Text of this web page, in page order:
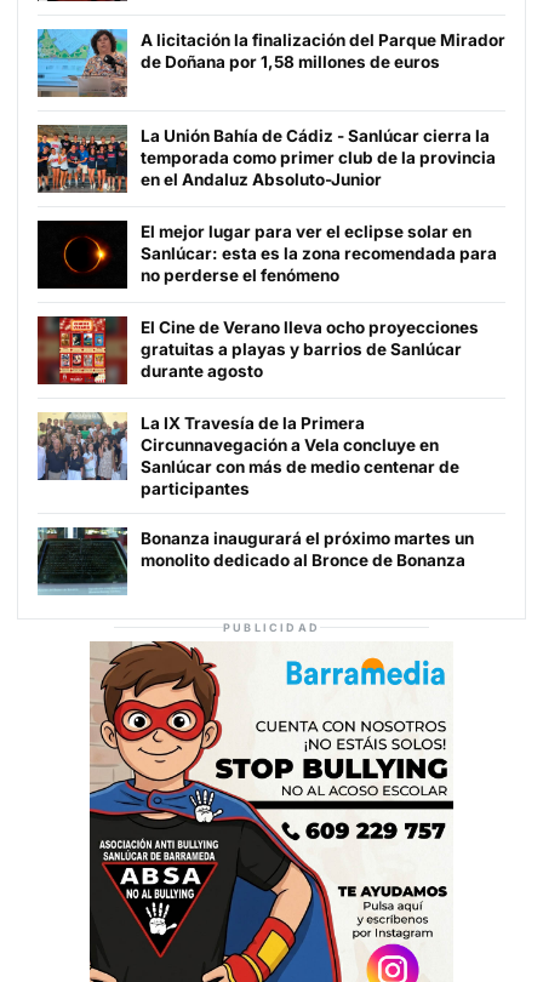
A licitación la finalización del Parque Mirador
de Doñana por 1,58 millones de euros
La Unión Bahía de Cádiz - Sanlúcar cierra la
temporada como primer club de la provincia
en el Andaluz Absoluto-Junior
El mejor lugar para ver el eclipse solar en
Sanlúcar: esta es la zona recomendada para
no perderse el fenómeno
El Cine de Verano lleva ocho proyecciones
gratuitas a playas y barrios de Sanlúcar
durante agosto
La IX Travesía de la Primera
Circunnavegación a Vela concluye en
Sanlúcar con más de medio centenar de
participantes
Bonanza inaugurará el próximo martes un
monolito dedicado al Bronce de Bonanza
PUBLICIDAD